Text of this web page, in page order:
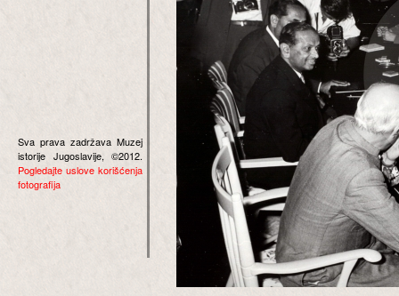
Sva prava zadržava Muzej
istorije Jugoslavije, ©2012.
Pogledajte uslove korišćenja
fotografija